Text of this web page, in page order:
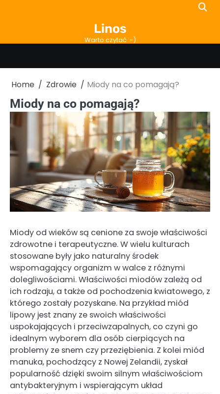
Linos
Warto czytać :-)
Home Zdrowie Miody na co pomagają?
Miody na co pomagają?
Miody od wieków są cenione za swoje właściwości
zdrowotne i terapeutyczne. W wielu kulturach
stosowane były jako naturalny środek
wspomagający organizm w walce z różnymi
dolegliwościami. Właściwości miodów zależą od
ich rodzaju, a także od pochodzenia kwiatowego, z
którego zostały pozyskane. Na przykład miód
lipowy jest znany ze swoich właściwości
uspokajających i przeciwzapalnych, co czyni go
idealnym wyborem dla osób cierpiących na
problemy ze snem czy przeziębienia. Z kolei miód
manuka, pochodzący z Nowej Zelandii, zyskał
popularność dzięki swoim silnym właściwościom
antybakteryjnym i wspierającym układ